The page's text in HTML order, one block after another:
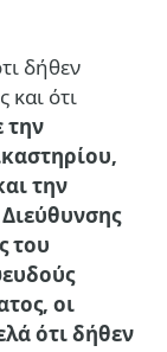
δήθεν
και ότι
την
την
του
οι
ότι δήθεν